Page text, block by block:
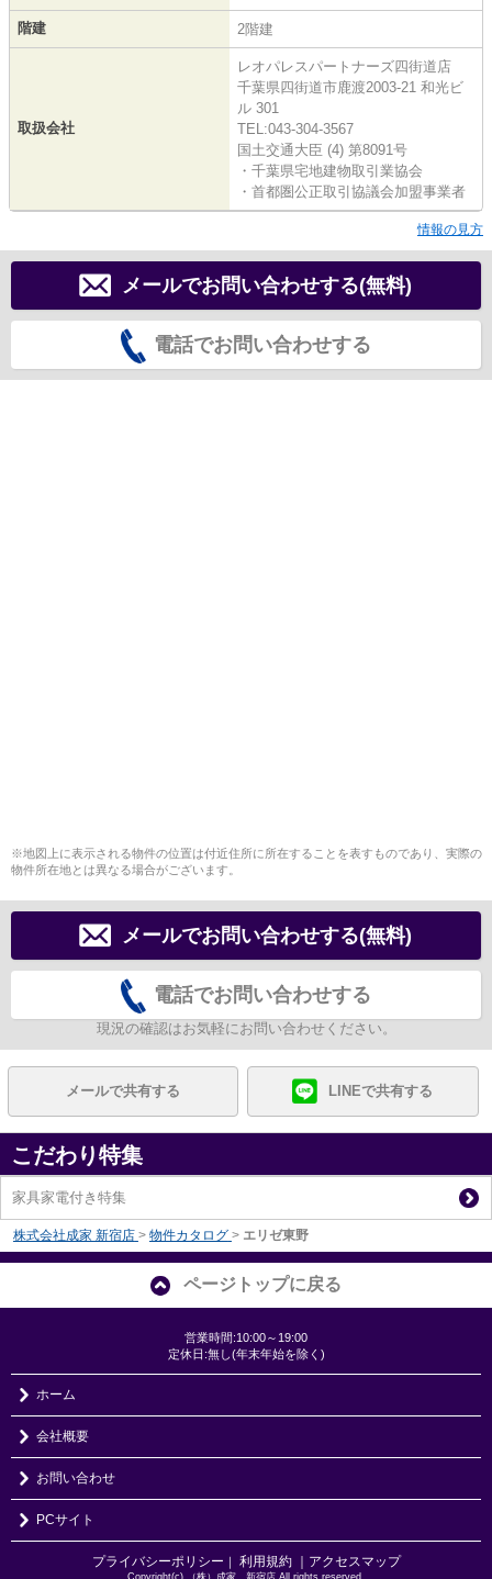
階建 2階建
取扱会社
レオパレスパートナーズ四街道店
千葉県四街道市鹿渡2003-21 和光ビ
ル 301
TEL:043-304-3567
国土交通大臣 (4) 第8091号
・千葉県宅地建物取引業協会
・首都圏公正取引協議会加盟事業者
情報の見方
メールでお問い合わせする(無料)
電話でお問い合わせする
※地図上に表示される物件の位置は付近住所に所在することを表すものであり、実際の
物件所在地とは異なる場合がございます。
メールでお問い合わせする(無料)
電話でお問い合わせする
現況の確認はお気軽にお問い合わせください。
メールで共有する LINEで共有する
こだわり特集
家具家電付き特集
株式会社成家 新宿店 > 物件カタログ > エリゼ東野
ページトップに戻る
営業時間:10:00～19:00
定休日:無し(年末年始を除く)
ホーム
会社概要
お問い合わせ
PCサイト
プライバシーポリシー 利用規約 ｜アクセスマップ